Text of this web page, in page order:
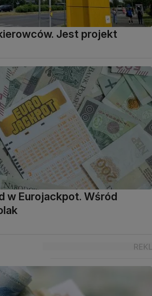
Jest projekt
w Eurojackpot. Wśród